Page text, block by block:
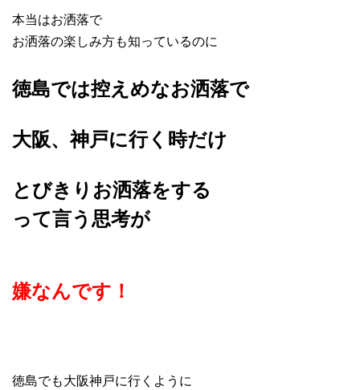
本当はお洒落で
お洒落の楽しみ方も知っているのに
徳島では控えめなお洒落で
大阪、神戸に行く時だけ
とびきりお洒落をする
って言う思考が
嫌なんです！
徳島でも大阪神戸に行くように